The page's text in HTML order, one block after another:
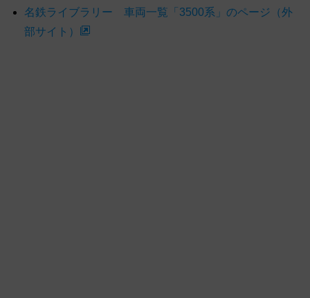
名鉄ライブラリー 車両一覧「3500系」のページ（外
部サイト）